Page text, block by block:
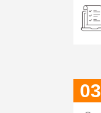
03